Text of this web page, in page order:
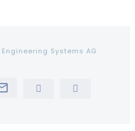
Systems AG
NewsletterInstagramTiktok